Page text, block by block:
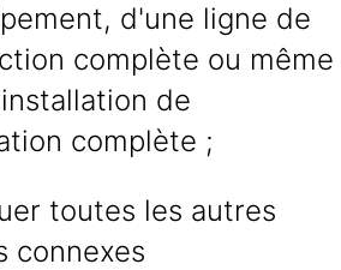
d'une ligne de
complète ou même
de
complète ;
toutes les autres
connexes